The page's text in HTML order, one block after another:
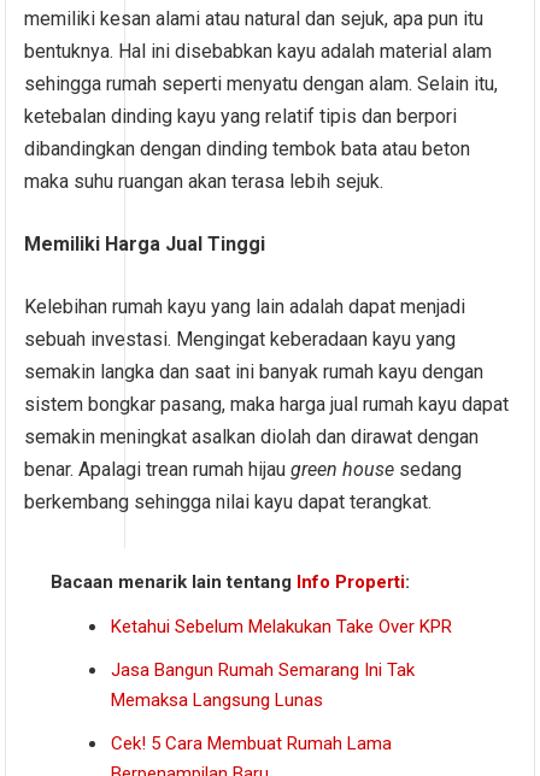
memiliki kesan alami atau natural dan sejuk, apa pun itu
bentuknya. Hal ini disebabkan kayu adalah material alam
sehingga rumah seperti menyatu dengan alam. Selain itu,
ketebalan dinding kayu yang relatif tipis dan berpori
dibandingkan dengan dinding tembok bata atau beton
maka suhu ruangan akan terasa lebih sejuk.
Memiliki Harga Jual Tinggi
Kelebihan rumah kayu yang lain adalah dapat menjadi
sebuah investasi. Mengingat keberadaan kayu yang
semakin langka dan saat ini banyak rumah kayu dengan
sistem bongkar pasang, maka harga jual rumah kayu dapat
semakin meningkat asalkan diolah dan dirawat dengan
benar. Apalagi trean rumah hijaugreen house sedang
berkembang sehingga nilai kayu dapat terangkat.
Bacaan menarik lain tentang Info Properti:
Ketahui Sebelum Melakukan Take Over KPR
Jasa Bangun Rumah Semarang Ini Tak
Memaksa Langsung Lunas
Cek! 5 Cara Membuat Rumah Lama